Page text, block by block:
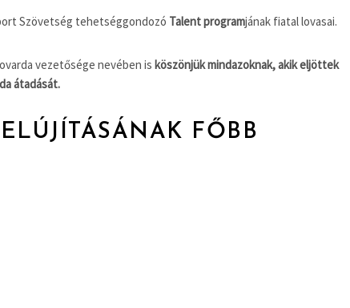
Szövetség tehetséggondozó Talent programjának fiatal lovasai.
vezetősége nevében is köszönjük mindazoknak, akik eljöttek
átadását.
FŐBB